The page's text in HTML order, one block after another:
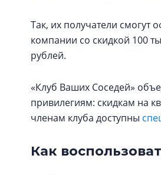
Так, их получатели
компании со скидкой 100
рублей.
«Клуб Ваших Соседей»
привилегиям: скидкам на
членам клуба доступны
Как